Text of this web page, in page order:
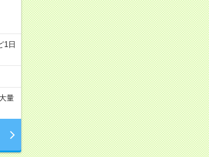
1日
量